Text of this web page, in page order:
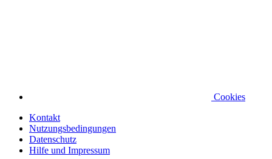
Cookies
Kontakt
Nutzungsbedingungen
Datenschutz
Hilfe und Impressum